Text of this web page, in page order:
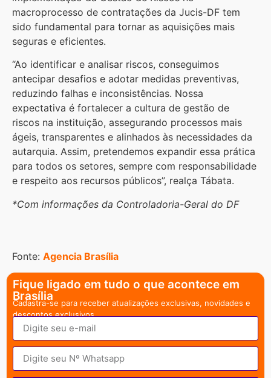
macroprocesso de contratações da Jucis-DF tem
sido fundamental para tornar as aquisições mais
seguras e eficientes.
“Ao identificar e analisar riscos, conseguimos
antecipar desafios e adotar medidas preventivas,
reduzindo falhas e inconsistências. Nossa
expectativa é fortalecer a cultura de gestão de
riscos na instituição, assegurando processos mais
ágeis, transparentes e alinhados às necessidades da
autarquia. Assim, pretendemos expandir essa prática
para todos os setores, sempre com responsabilidade
e respeito aos recursos públicos”, realça Tábata.
*Com informações da Controladoria-Geral do DF
Fonte: Agencia Brasília
Fique ligado em tudo o que acontece em
Brasília
Cadastra-se para receber atualizações exclusivas, novidades e
descontos exclusivos.